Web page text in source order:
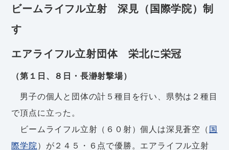
ビームライフル立射 深見（国際学院）制
す
エアライフル立射団体 栄北に栄冠
（第１日、８日・長瀞射撃場）
男子の個人と団体の計５種目を行い、県勢は２種目
で頂点に立った。
ビームライフル立射（６０射）個人は深見蒼空（国
際学院）が２４５・６点で優勝。エアライフル立射